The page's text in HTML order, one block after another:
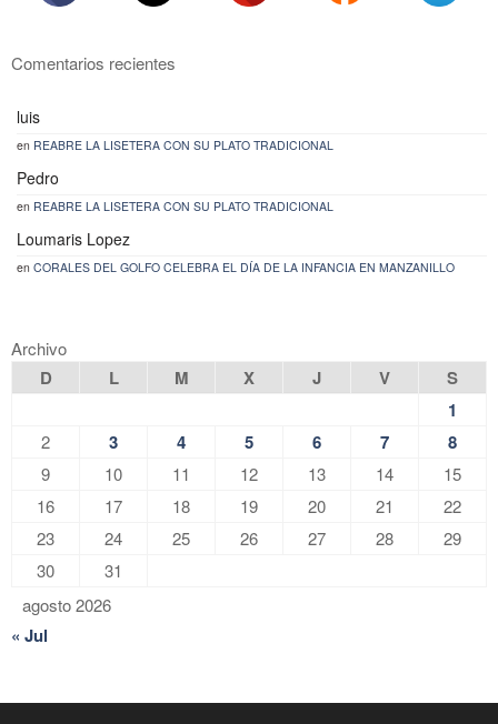
Comentarios recientes
luis
en REABRE LA LISETERA CON SU PLATO TRADICIONAL
Pedro
en REABRE LA LISETERA CON SU PLATO TRADICIONAL
Loumaris Lopez
en CORALES DEL GOLFO CELEBRA EL DÍA DE LA INFANCIA EN MANZANILLO
Archivo
agosto 2026
D L M X J V
S
1
2 3 4 5 6 7 8
9 10 11 12 13 14
15
16
17 18 19 20 21
22
23
24 25 26 27 28
29
30
31
« Jul